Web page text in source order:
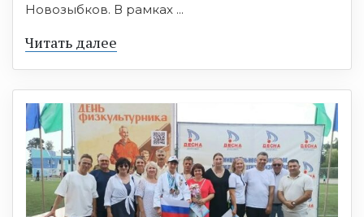
Новозыбков. В рамках ...
Читать далее